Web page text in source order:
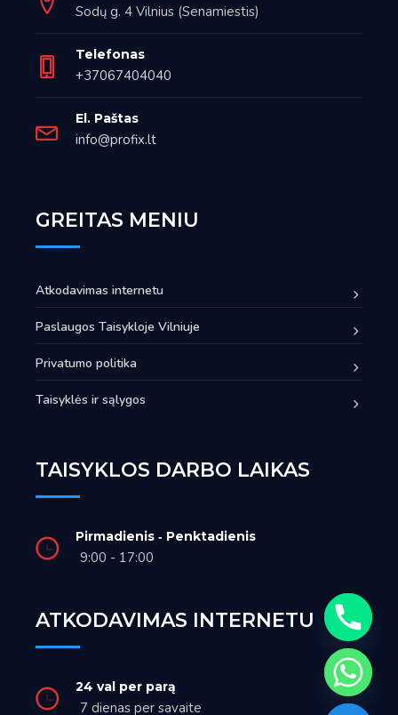
Sodų g. 4 Vilnius (Senamiestis)
Telefonas
+37067404040
El. Paštas
info@profix.lt
GREITAS MENIU
Atkodavimas internetu
Paslaugos Taisykloje Vilniuje
Privatumo politika
Taisyklės ir sąlygos
TAISYKLOS DARBO LAIKAS
Pirmadienis ‑ Penktadienis
9:00 - 17:00
ATKODAVIMAS INTERNETU
24 val per parą
7 dienas per savaite